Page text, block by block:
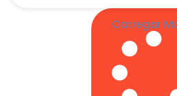
Carregar